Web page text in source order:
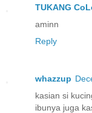
TUKANG
aminn
Reply
whazzup
kasian si
ibunya juga